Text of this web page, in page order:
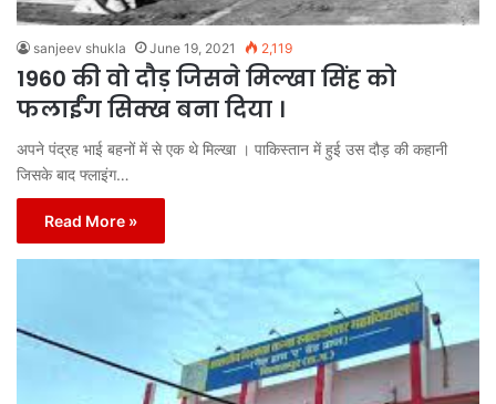
sanjeev shukla June 19, 2021 2,119
1960 की वो दौड़ जिसने मिल्खा सिंह को
फलाईंग सिक्ख बना दिया ।
अपने पंद्रह भाई बहनों में से एक थे मिल्खा । पाकिस्तान में हुई उस दौड़ की कहानी
जिसके बाद फ्लाइंग…
Read More »